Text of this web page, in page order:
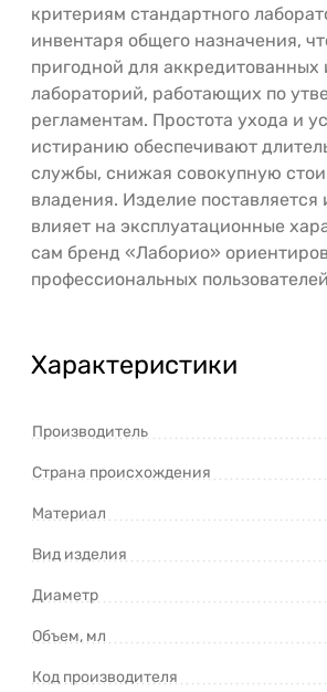
критериям стандартного
инвентаря общего назначения,
пригодной для аккредитованных
лабораторий, работающих по
регламентам. Простота ухода и
истиранию обеспечивают
службы, снижая совокупную
владения. Изделие поставляется
влияет на эксплуатационные
сам бренд «Лаборио»
профессиональных
Характеристики
Производитель
Страна происхождения
Материал
Вид изделия
Диаметр
Объем, мл
Код производителя